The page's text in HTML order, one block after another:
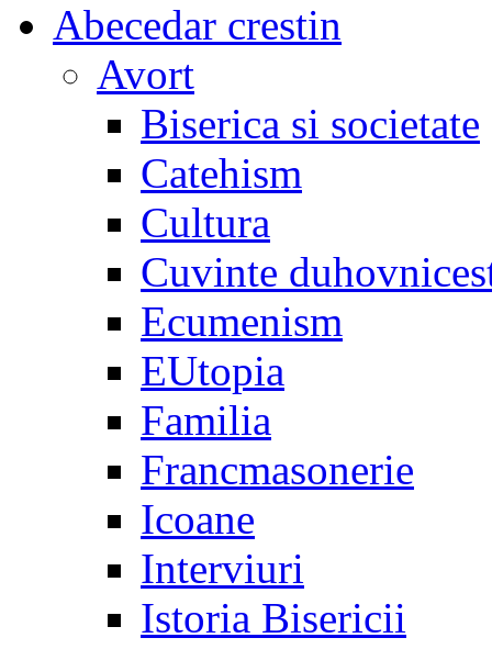
Abecedar crestin
Avort
Biserica si societate
Catehism
Cultura
Cuvinte
Ecumenism
EUtopia
Familia
Francmasonerie
Icoane
Interviuri
Istoria Bisericii